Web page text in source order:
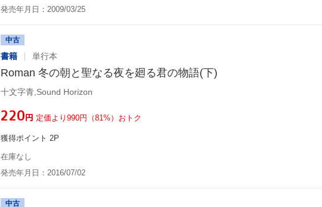
発売年月日：2009/03/25
中古
書籍 単行本
Roman 冬の朝と聖なる夜を廻る君の物語(下)
十文字青,Sound Horizon
¥220円 定価より990円（81%）おトク
獲得ポイント 2P
在庫なし
発売年月日：2016/07/02
中古